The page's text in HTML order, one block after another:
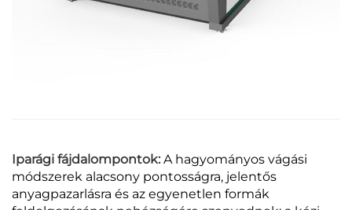
Iparági fájdalompontok: A hagyományos vágási
módszerek alacsony pontosságra, jelentős
anyagpazarlásra és az egyenetlen formák